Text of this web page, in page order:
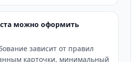
можно оформить
зависит от правил
карточки, минимальный